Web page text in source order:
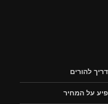
להורים
על המחיר